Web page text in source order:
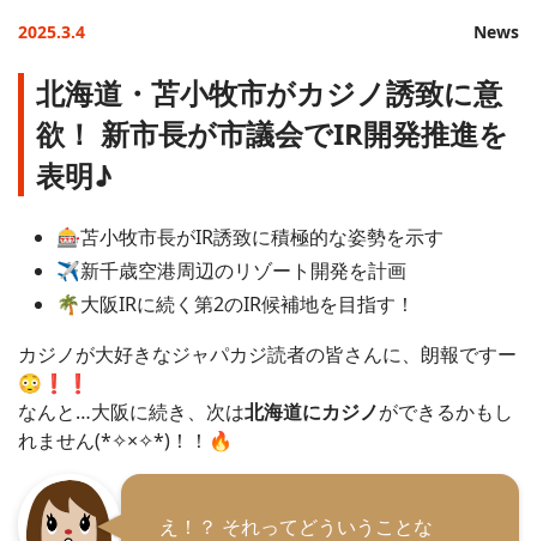
2025.3.4 News
北海道・苫小牧市がカジノ誘致に意
欲！ 新市長が市議会でIR開発推進を
表明♪
🎰苫小牧市長がIR誘致に積極的な姿勢を示す
✈️新千歳空港周辺のリゾート開発を計画
🌴大阪IRに続く第2のIR候補地を目指す！
カジノが大好きなジャパカジ読者の皆さんに、朗報ですー
😳❗❗
なんと…大阪に続き、次は北海道にカジノができるかもし
れません(*✧×✧*)！！🔥
え！？ それってどういうことな